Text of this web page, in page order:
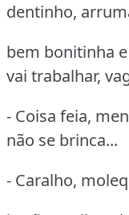
dentinho,
bem bonitinha
vai trabalhar,
- Coisa feia,
não se brinca...
- Caralho,